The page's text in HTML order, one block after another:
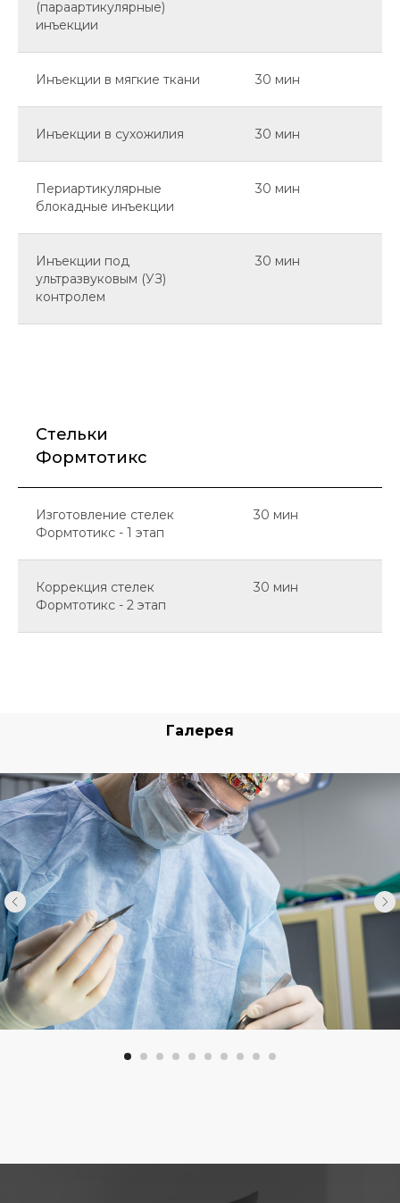
(параартикулярные)
инъекции
Инъекции в мягкие ткани 30 мин
Инъекции в сухожилия 30 мин
Периартикулярные
блокадные инъекции
30 мин
Инъекции под
ультразвуковым (УЗ)
контролем
30 мин
Cтельки
Формтотикс
Изготовление стелек
Формтотикс - 1 этап
30 мин
Коррекция стелек
Формтотикс - 2 этап
30 мин
Галерея